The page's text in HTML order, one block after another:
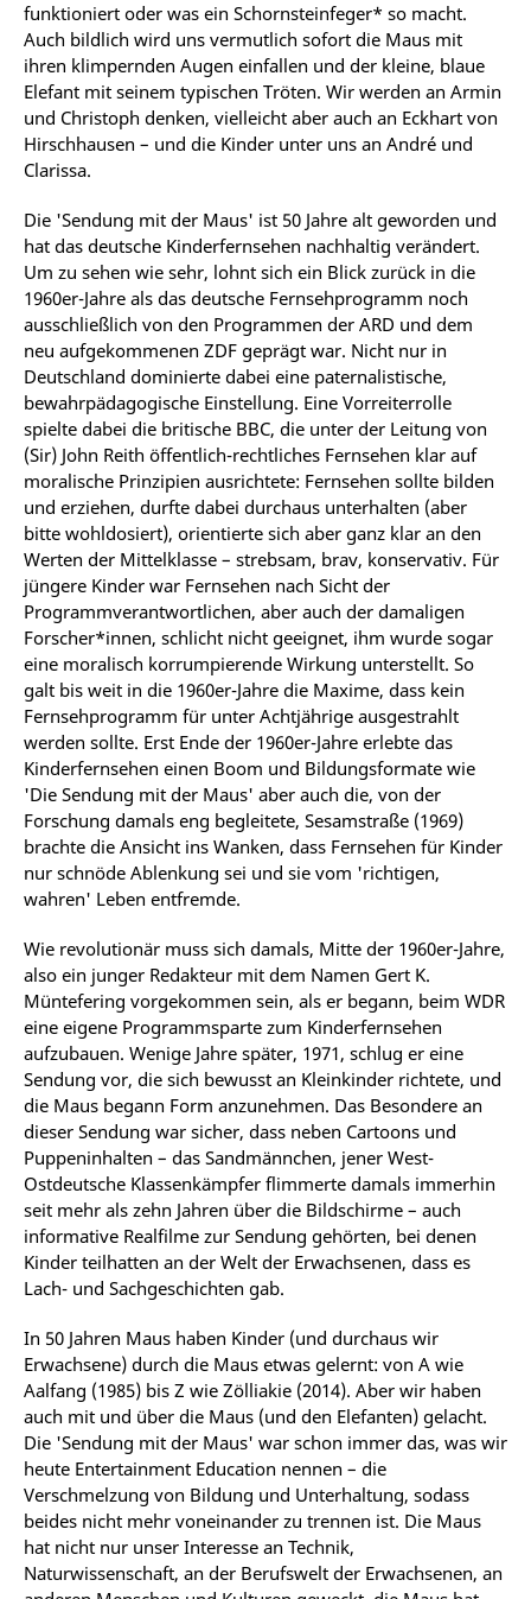
funktioniert oder was ein Schornsteinfeger* so macht.
Auch bildlich wird uns vermutlich sofort die Maus mit
ihren klimpernden Augen einfallen und der kleine, blaue
Elefant mit seinem typischen Tröten. Wir werden an Armin
und Christoph denken, vielleicht aber auch an Eckhart von
Hirschhausen – und die Kinder unter uns an André und
Clarissa.
Die 'Sendung mit der Maus' ist 50 Jahre alt geworden und
hat das deutsche Kinderfernsehen nachhaltig verändert.
Um zu sehen wie sehr, lohnt sich ein Blick zurück in die
1960er-Jahre als das deutsche Fernsehprogramm noch
ausschließlich von den Programmen der ARD und dem
neu aufgekommenen ZDF geprägt war. Nicht nur in
Deutschland dominierte dabei eine paternalistische,
bewahrpädagogische Einstellung. Eine Vorreiterrolle
spielte dabei die britische BBC, die unter der Leitung von
(Sir) John Reith öffentlich-rechtliches Fernsehen klar auf
moralische Prinzipien ausrichtete: Fernsehen sollte bilden
und erziehen, durfte dabei durchaus unterhalten (aber
bitte wohldosiert), orientierte sich aber ganz klar an den
Werten der Mittelklasse – strebsam, brav, konservativ. Für
jüngere Kinder war Fernsehen nach Sicht der
Programmverantwortlichen, aber auch der damaligen
Forscher*innen, schlicht nicht geeignet, ihm wurde sogar
eine moralisch korrumpierende Wirkung unterstellt. So
galt bis weit in die 1960er-Jahre die Maxime, dass kein
Fernsehprogramm für unter Achtjährige ausgestrahlt
werden sollte. Erst Ende der 1960er-Jahre erlebte das
Kinderfernsehen einen Boom und Bildungsformate wie
'Die Sendung mit der Maus' aber auch die, von der
Forschung damals eng begleitete, Sesamstraße (1969)
brachte die Ansicht ins Wanken, dass Fernsehen für Kinder
nur schnöde Ablenkung sei und sie vom 'richtigen,
wahren' Leben entfremde.
Wie revolutionär muss sich damals, Mitte der 1960er-Jahre,
also ein junger Redakteur mit dem Namen Gert K.
Müntefering vorgekommen sein, als er begann, beim WDR
eine eigene Programmsparte zum Kinderfernsehen
aufzubauen. Wenige Jahre später, 1971, schlug er eine
Sendung vor, die sich bewusst an Kleinkinder richtete, und
die Maus begann Form anzunehmen. Das Besondere an
dieser Sendung war sicher, dass neben Cartoons und
Puppeninhalten – das Sandmännchen, jener West-
Ostdeutsche Klassenkämpfer flimmerte damals immerhin
seit mehr als zehn Jahren über die Bildschirme – auch
informative Realfilme zur Sendung gehörten, bei denen
Kinder teilhatten an der Welt der Erwachsenen, dass es
Lach- und Sachgeschichten gab.
In 50 Jahren Maus haben Kinder (und durchaus wir
Erwachsene) durch die Maus etwas gelernt: von A wie
Aalfang (1985) bis Z wie Zölliakie (2014). Aber wir haben
auch mit und über die Maus (und den Elefanten) gelacht.
Die 'Sendung mit der Maus' war schon immer das, was wir
heute Entertainment Education nennen – die
Verschmelzung von Bildung und Unterhaltung, sodass
beides nicht mehr voneinander zu trennen ist. Die Maus
hat nicht nur unser Interesse an Technik,
Naturwissenschaft, an der Berufswelt der Erwachsenen, an